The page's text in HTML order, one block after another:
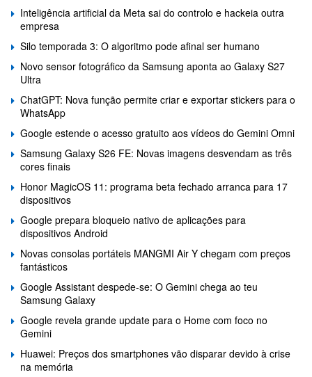
Inteligência artificial da Meta sai do controlo e hackeia outra
empresa
Silo temporada 3: O algoritmo pode afinal ser humano
Novo sensor fotográfico da Samsung aponta ao Galaxy S27
Ultra
ChatGPT: Nova função permite criar e exportar stickers para o
WhatsApp
Google estende o acesso gratuito aos vídeos do Gemini Omni
Samsung Galaxy S26 FE: Novas imagens desvendam as três
cores finais
Honor MagicOS 11: programa beta fechado arranca para 17
dispositivos
Google prepara bloqueio nativo de aplicações para
dispositivos Android
Novas consolas portáteis MANGMI Air Y chegam com preços
fantásticos
Google Assistant despede-se: O Gemini chega ao teu
Samsung Galaxy
Google revela grande update para o Home com foco no
Gemini
Huawei: Preços dos smartphones vão disparar devido à crise
na memória